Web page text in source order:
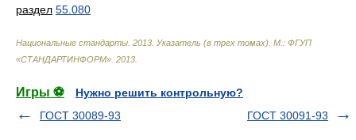
раздел 55.080
Национальные стандарты. 2013. Указатель (в трех томах). М.: ФГУП
«СТАНДАРТИНФОРМ» 2013
Игры ⚽
Нужно решить контрольную?
ГОСТ 30089-93
ГОСТ 30091-93